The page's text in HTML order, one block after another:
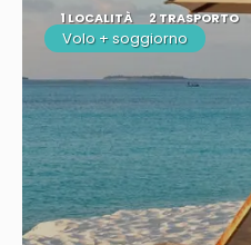
1 LOCALITÀ 2 TRASPORTO
Volo + soggiorno